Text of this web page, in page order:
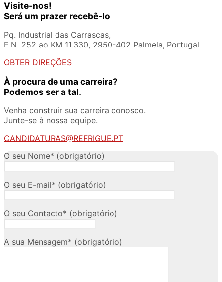
Visite-nos!
Será um prazer recebê-lo
Pq. Industrial das Carrascas,
E.N. 252 ao KM 11.330, 2950-402 Palmela, Portugal
OBTER DIREÇÕES
À procura de uma carreira?
Podemos ser a tal.
Venha construir sua carreira conosco.
Junte-se à nossa equipe.
CANDIDATURAS@REFRIGUE.PT
O seu Nome* (obrigatório)
O seu E-mail* (obrigatório)
O seu Contacto* (obrigatório)
A sua Mensagem* (obrigatório)